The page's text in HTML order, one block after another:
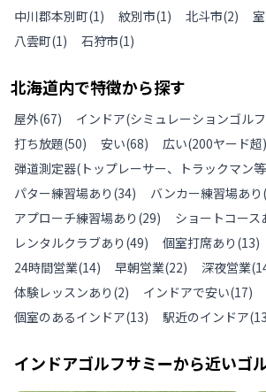
中川郡本別町(1) 紋別市(1) 北斗市(2)
八雲町(1) 石狩市(1)
北海道内で特徴から探す
屋外(67) インドア(シミュレーションゴル
打ち放題(50) 安い(68) 広い(200ヤード超)
弾道測定器(トップレーサー、トラックマン
パター練習場あり (34) バンカー練習場あり (
アプローチ練習場あり (29) ショートコース
レンタルクラブあり (49) 個室打席あり (13)
24時間営業(14) 早朝営業(22) 深夜営業(
体験レッスンあり (2) インドアで安い(17)
個室のあるインドア(13) 駅近のインドア(13
インドアゴルフサミーから近いゴ